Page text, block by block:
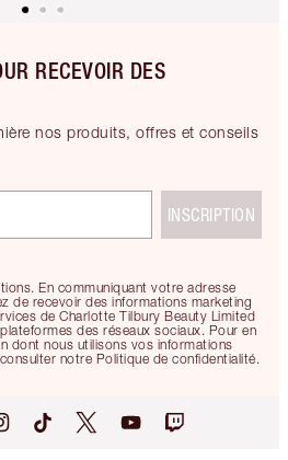
RECEVOIR DES
nos produits, offres et conseils
En communiquant votre adresse
de recevoir des informations marketing
de Charlotte Tilbury Beauty Limited
des réseaux sociaux. Pour en
dont nous utilisons vos informations
notre Politique de confidentialité.
INSCRIPTION